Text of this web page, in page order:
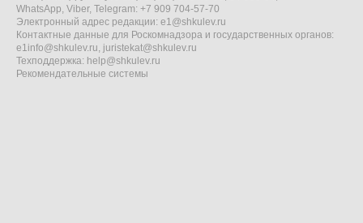
WhatsApp, Viber, Telegram: +7 909 704-57-70
Электронный адрес редакции: e1@shkulev.ru
Контактные данные для Роскомнадзора и государственных органов:
e1info@shkulev.ru, juristekat@shkulev.ru
Техподдержка: help@shkulev.ru
Рекомендательные системы